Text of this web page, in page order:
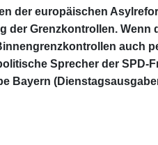
der europäischen
der Grenzkontrollen. Wenn
auch
Sprecher der SPD-
Bayern